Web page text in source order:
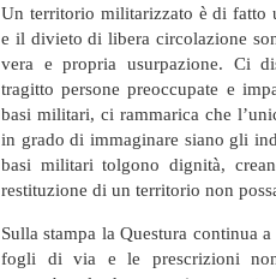
Un territorio militarizzato è di
e il divieto di libera circolazione
vera e propria usurpazione. Ci
tragitto persone preoccupate e
basi militari, ci rammarica che
in grado di immaginare siano gli
basi militari tolgono dignità,
restituzione di un territorio non
Sulla stampa la Questura continua
fogli di via e le prescrizioni